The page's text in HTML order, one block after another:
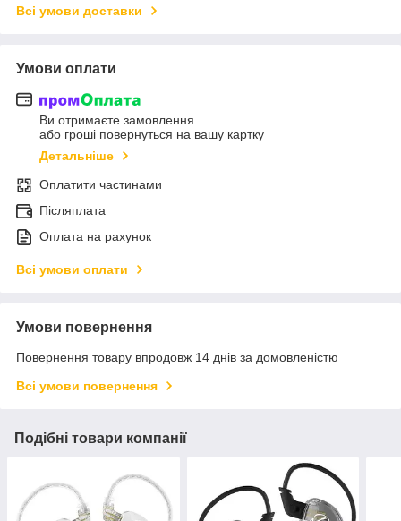
Всі умови доставки
Умови оплати
Ви отримаєте замовлення
або гроші повернуться на вашу картку
Детальніше
Оплатити частинами
Післяплата
Оплата на рахунок
Всі умови оплати
Умови повернення
Повернення товару впродовж 14 днів за домовленістю
Всі умови повернення
Подібні товари компанії